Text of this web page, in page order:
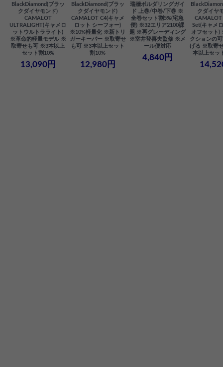
BlackDiamond(ブラッ
クダイヤモンド)
CAMALOT
ULTRALIGHT(キャメロ
ットウルトラライト)
※革命的軽量モデル ※
取寄せも可 ※3本以上
セット割10%
13,090円
BlackDiamond(ブラッ
クダイヤモンド)
CAMALOT C4(キャメ
ロット シーフォー)
※10%軽量化 ※新トリ
ガーキーパー ※取寄せ
も可 ※3本以上セット
割10%
12,980円
瑞牆ボルダリングガイ
ド 上巻/中巻/下巻 ※
全巻セット割5%(宅急
便) ※32エリア2100課
題 ※再グレーディング
※室井登喜夫監修 ※メ
ール便対応
4,840円
クダイヤ
Set(キャメ
オフセット)
クションの
げる ※取寄
本以上セッ